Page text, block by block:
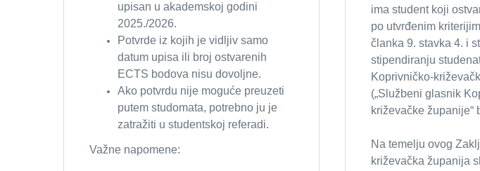
upisan u akademskoj godini
2025./2026.
Potvrde iz kojih je vidljiv samo
datum upisa ili broj ostvarenih
ECTS bodova nisu dovoljne.
Ako potvrdu nije moguće preuzeti
putem studomata, potrebno ju je
zatražiti u studentskoj referadi.
Važne napomene:
ima student koji
po utvrđenim
članka 9. stavka 4. i
stipendiranju
Koprivničko-
(„Službeni glasnik
križevačke županije“
Na temelju ovog
križevačka županija